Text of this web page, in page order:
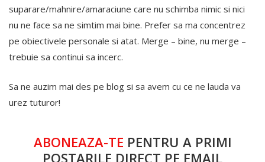
suparare/mahnire/amaraciune care nu schimba nimic si nici
nu ne face sa ne simtim mai bine. Prefer sa ma concentrez
pe obiectivele personale si atat. Merge – bine, nu merge –
trebuie sa continui sa incerc.
Sa ne auzim mai des pe blog si sa avem cu ce ne lauda va
urez tuturor!
ABONEAZA-TE PENTRU A PRIMI
POSTARILE DIRECT PE EMAIL